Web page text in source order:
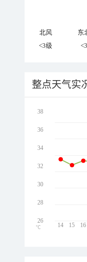
北风 东
<3级
整点天气实
14 15 16
38
36
34
32
30
28
26
℃